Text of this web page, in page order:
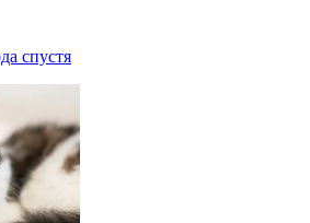
спустя